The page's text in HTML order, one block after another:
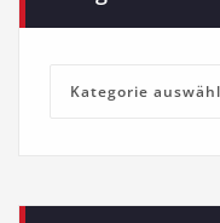
Kategorien